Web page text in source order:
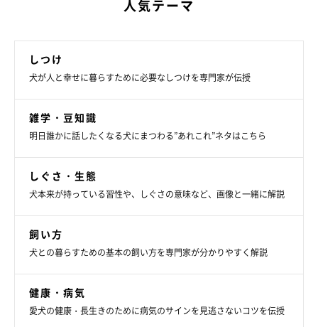
人気テーマ
しつけ
犬が人と幸せに暮らすために必要なしつけを専門家が伝授
雑学・豆知識
明日誰かに話したくなる犬にまつわる”あれこれ”ネタはこちら
しぐさ・生態
犬本来が持っている習性や、しぐさの意味など、画像と一緒に解説
飼い方
犬との暮らすための基本の飼い方を専門家が分かりやすく解説
健康・病気
愛犬の健康・長生きのために病気のサインを見逃さないコツを伝授